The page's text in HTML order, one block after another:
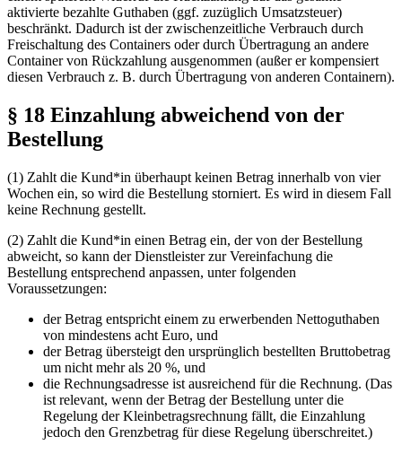
aktivierte bezahlte Guthaben (ggf. zuzüglich Umsatzsteuer)
beschränkt. Dadurch ist der zwischenzeitliche Verbrauch durch
Freischaltung des Containers oder durch Übertragung an andere
Container von Rückzahlung ausgenommen (außer er kompensiert
diesen Verbrauch z. B. durch Über­tra­gung von anderen Containern).
§ 18 Einzahlung abweichend von der
Bestellung
(1) Zahlt die Kund*in überhaupt keinen Betrag innerhalb von vier
Wochen ein, so wird die Bestellung storniert. Es wird in diesem Fall
keine Rechnung gestellt.
(2) Zahlt die Kund*in einen Betrag ein, der von der Bestellung
abweicht, so kann der Dienstleister zurVer­ein­fa­chung die
Bestellung entsprechend anpassen, unter folgenden
Voraussetzungen:
der Betrag entspricht einem zu erwerbenden Nettoguthaben
von mindestens acht Euro, und
der Betrag übersteigt den ursprünglich bestellten Bruttobetrag
um nicht mehr als 20 %, und
die Rechnungsadresse ist ausreichend für die Rechnung. (Das
ist relevant, wenn der Betrag der Bestellung unter die
Regelung der Kleinbetragsrechnung fällt, die Einzahlung
jedoch den Grenzbetrag für diese Regelung überschreitet.)